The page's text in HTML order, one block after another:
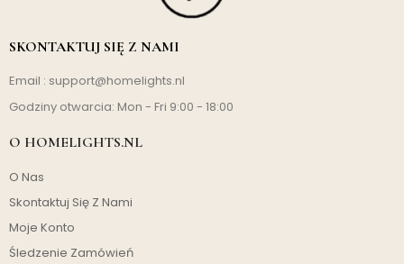
SKONTAKTUJ SIĘ Z NAMI
Email : support@homelights.nl
Godziny otwarcia: Mon - Fri 9:00 - 18:00
O HOMELIGHTS.NL
O Nas
Skontaktuj Się Z Nami
Moje Konto
Śledzenie Zamówień